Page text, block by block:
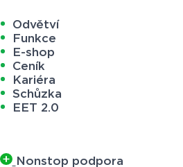
Odvětví
Funkce
E-shop
Ceník
Kariéra
Schůzka
EET 2.0
Nonstop podpora